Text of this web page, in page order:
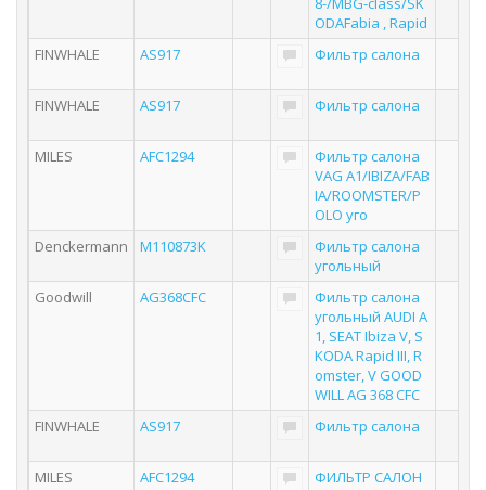
ODAFabia , Rapid
FINWHALE
AS917 Фильтр салона
FINWHALE AS917 Фильтр салона
MILES AFC1294
Фильтр салона
VAG A1/IBIZA/FAB
IA/ROOMSTER/P
OLO уго
Denckermann
M110873K
Фильтр салона
угольный
Goodwill
AG368CFC
Фильтр салона
угольный AUDI A
1, SEAT Ibiza V, S
KODA Rapid III, R
omster, V GOOD
WILL AG 368 CFC
FINWHALE
AS917 Фильтр салона
MILES AFC1294 ФИЛЬТР САЛОН